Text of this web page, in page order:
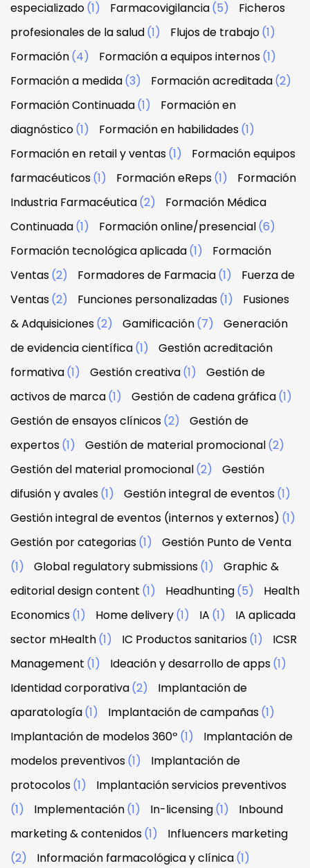
especializado(1) Farmacovigilancia(5)
Ficheros
profesionales de la salud(1) Flujos de trabajo(1)
Formación(4) Formación a equipos internos(1)
Formación a medida(3) Formación acreditada(2)
Formación Continuada(1)
Formación en
diagnóstico(1) Formación en habilidades(1)
Formación en retail y ventas(1)
Formación equipos
farmacéuticos(1) Formación eReps(1)
Formación
Industria Farmacéutica(2)
Formación Médica
Continuada(1) Formación online/presencial(6)
Formación tecnológica aplicada(1)
Formación
Ventas(2) Formadores de Farmacia(1)
Fuerza de
Ventas(2) Funciones personalizadas(1)
Fusiones
& Adquisiciones(2) Gamificación(7)
Generación
de evidencia científica(1)
Gestión acreditación
formativa(1) Gestión creativa(1)
Gestión de
activos de marca(1) Gestión de cadena gráfica(1)
Gestión de ensayos clínicos(2)
Gestión de
expertos(1) Gestión de material promocional(2)
Gestión del material promocional(2)
Gestión
difusión y avales(1) Gestión integral de eventos(1)
Gestión integral de eventos (internos y externos) (1)
Gestión por categorias(1)
Gestión Punto de Venta
(1)
Global regulatory submissions(1)
Graphic &
editorial design content (1) Headhunting(5)
Health
Economics(1) Home delivery(1) IA (1)
IA aplicada
sector mHealth(1) IC Productos sanitarios(1)
ICSR
Management (1) Ideación y desarrollo de apps(1)
Identidad corporativa(2)
Implantación de
aparatología(1) Implantación de campañas(1)
Implantación de modelos 360º (1)
Implantación de
modelos preventivos(1)
Implantación de
protocolos(1)
Implantación servicios preventivos
(1)
Implementación(1) In-licensing(1)
Inbound
marketing & contenidos(1)
Influencers marketing
(2)
Información farmacológica y clínica(1)